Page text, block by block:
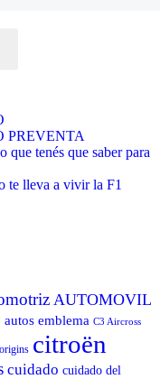
PREVENTA
que tenés que saber para
te lleva a vivir la F1
AUTOMOVIL
autos emblema C3 Aircross
citroën
cuidado cuidado del